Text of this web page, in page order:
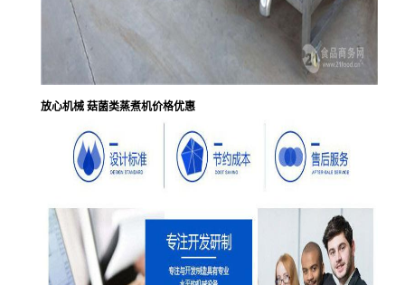
放心机械 菇菌类蒸煮机价格优惠